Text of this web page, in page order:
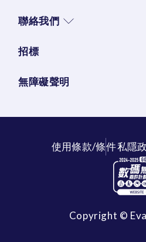
聯絡我們
招標
無障礙聲明
使用條款/條件私隱
Copyright ©